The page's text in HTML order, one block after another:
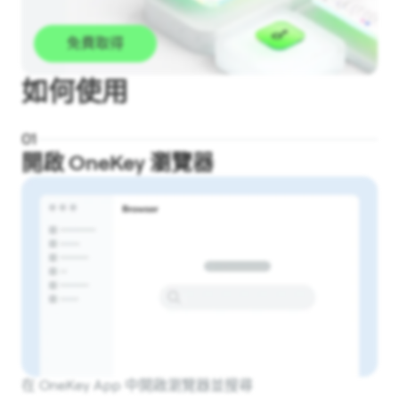
免費取得
如何使用
01
開啟 OneKey 瀏覽器
在 OneKey App 中開啟瀏覽器並搜尋